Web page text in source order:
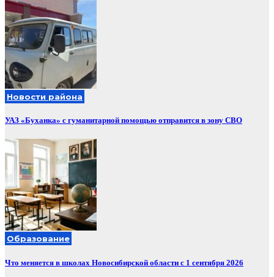
Новости района
УАЗ «Буханка» с гуманитарной помощью отправится в зону СВО
Образование
Что меняется в школах Новосибирской области с 1 сентября 2026